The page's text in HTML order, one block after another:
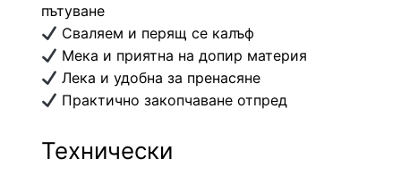
пътуване
Сваляем и перящ се калъф
Мека и приятна на допир материя
Лека и удобна за пренасяне
Практично закопчаване отпред
Технически